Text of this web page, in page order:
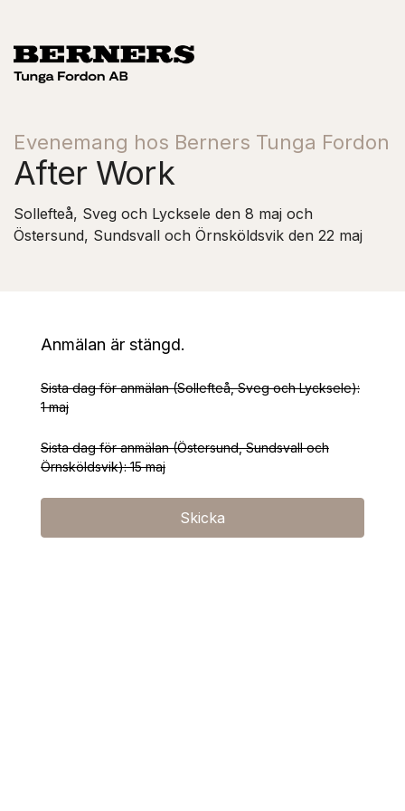
Evenemang hos Berners Tunga Fordon
After Work
Sollefteå, Sveg och Lycksele den 8 maj och
Östersund, Sundsvall och Örnsköldsvik den 22 maj
Anmälan är stängd.
Sista dag för anmälan (Sollefteå, Sveg och Lycksele):
1 maj
Sista dag för anmälan (Östersund, Sundsvall och
Örnsköldsvik): 15 maj